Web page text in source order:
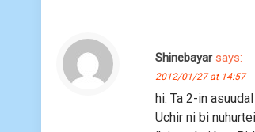
Shinebayar says:
2012/01/27 at 14:57
hi. Ta 2-in
Uchir ni bi